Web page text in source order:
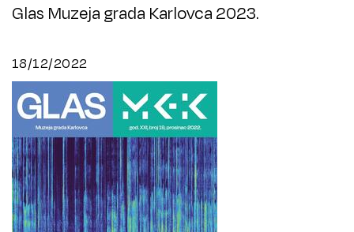
Glas Muzeja grada Karlovca 2023.
18/12/2022